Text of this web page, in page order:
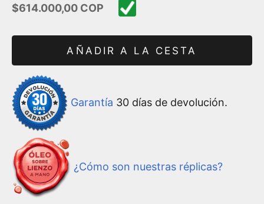
Precio de oferta
$614.000,00 COP
AÑADIR A LA CESTA
Garantía 30 días de devolución.
¿Cómo son nuestras réplicas?